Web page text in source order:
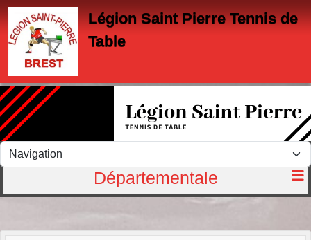
Légion Saint Pierre Tennis de
Table
Départementale
Panneau de gestion des cookies